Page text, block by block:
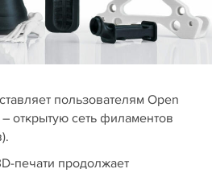
пользователям Open
открытую сеть филаментов
печати продолжает